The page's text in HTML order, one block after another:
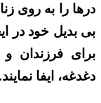
درها را به روی
بی بدیل خود در
برای فرزندان
دغدغه، ایفا